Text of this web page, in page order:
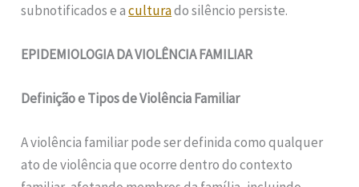
subnotificados e aculturado silêncio persiste.
EPIDEMIOLOGIA DA VIOLÊNCIA FAMILIAR
Definição e Tipos de Violência Familiar
A violência familiar pode ser definida como qualquer
ato de violência que ocorre dentro do contexto